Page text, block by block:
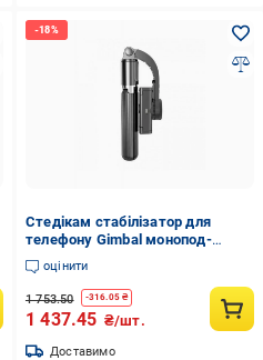
Стедікам стабілізатор для
телефону Gimbal монопод-
штатив L08
оцінити
1 753.50 -316.05₴
1 437.45 ₴/шт.
Доставимо